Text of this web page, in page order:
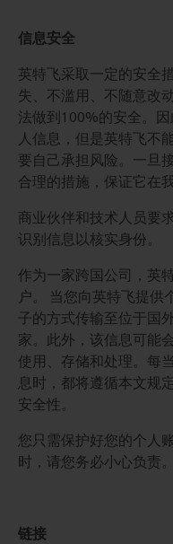
信息安全
英特飞采取一定的安全
失、不滥用、不随意改
法做到100%的安全。
人信息，但是英特飞不
要自己承担风险。一旦
合理的措施，保证它在
商业伙伴和技术人员要
识别信息以核实身份。
作为一家跨国公司，英
户。 当您向英特飞提供
子的方式传输至位于国
家。此外，该信息可能
使用、存储和处理。每
息时，都将遵循本文规
安全性。
您只需保护好您的个人
时，请您务必小心负责。
链接